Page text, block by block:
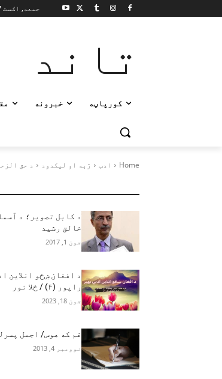
جمعه, اګست 7, 2026
تاند
کورپاڼه خبرونه
Home ادب ژبه او لیکدود د حق
د کابل تصویر؛ د
خالق رشید
جون 1, 2017
د افغان ښځو انلاين
راپور (۴) / ځلا نور
جون 18, 2023
غم که هوس/ اجمل
نوومبر 4, 2013